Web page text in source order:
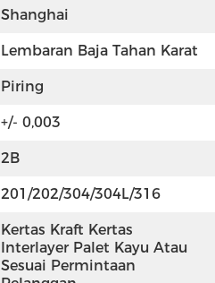
Shanghai
Lembaran Baja Tahan Karat
Piring
+/- 0,003
2B
201/202/304/304L/316
Kertas Kraft Kertas
Interlayer Palet Kayu Atau
Sesuai Permintaan